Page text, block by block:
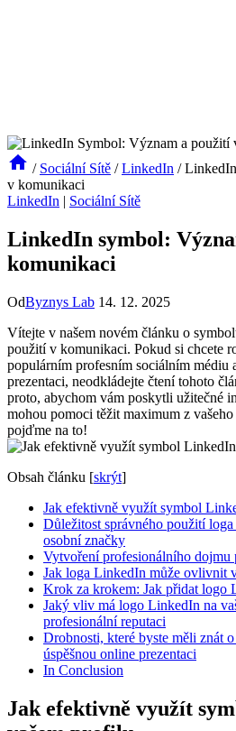
/ Sociální Sítě / LinkedIn /
v komunikaci
LinkedIn | Sociální Sítě
LinkedIn symbol:
komunikaci
OdByznys Lab 14. 12. 2025
Vítejte v našem novém článku o
použití v komunikaci. Pokud si chcete
populárním profesním sociálním médiu
prezentaci, neodkládejte čtení tohoto
proto, abychom vám poskytli užitečné
mohou pomoci těžit maximum z
pojďme na to!
Obsah článku [skrýt]
Jak efektivně využít symbol
Důležitost správného použití
osobní značky
Vytvoření profesionálního
Jak loga LinkedIn může ovlivnit
Krok za krokem: Jak přidat logo
Jaký vliv má logo LinkedIn na
profesionální reputaci
Drobnosti, které byste měli znát
úspěšnou online prezentaci
In Conclusion
Jak efektivně využít